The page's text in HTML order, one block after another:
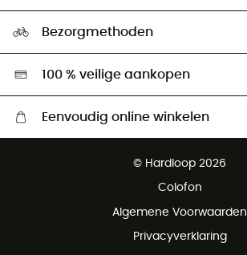
Ambassadeurs
Hardgreen
Bezorgmethoden
100 % veilige aankopen
Eenvoudig online winkelen
Gratis retourneren binnen 100 dagen
© Hardloop 2026
Colofon
Algemene Voorwaarden
Privacyverklaring